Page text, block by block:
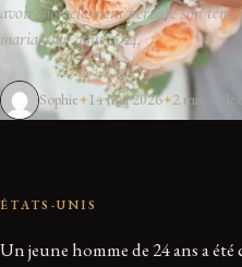
avoir mortellement percuté son
mariage en août 2024.
Sophie 14 mai 2026 2 min de
ÉTATS-UNIS
Un jeune homme de 24 ans a